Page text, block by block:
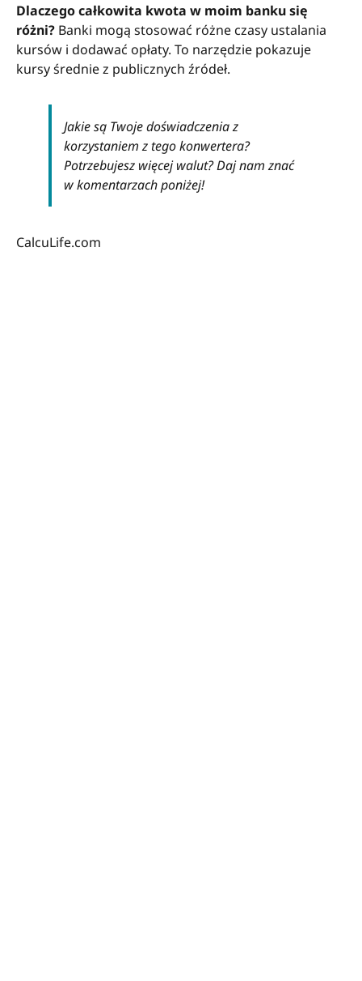
Dlaczego całkowita kwota w moim banku się
różni? Banki mogą stosować różne czasy ustalania
kursów i dodawać opłaty. To narzędzie pokazuje
kursy średnie z publicznych źródeł.
Jakie są Twoje doświadczenia z
korzystaniem z tego konwertera?
Potrzebujesz więcej walut? Daj nam znać
w komentarzach poniżej!
CalcuLife.com